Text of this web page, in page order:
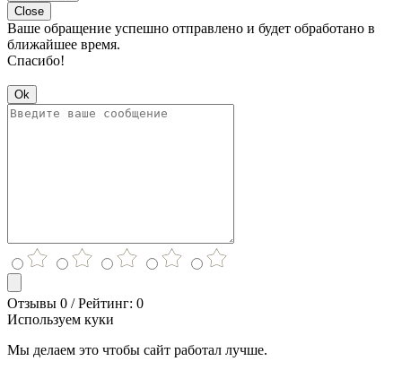
Close
Ваше обращение успешно отправлено и будет обработано в
ближайшее время.
Спасибо!
Ok
Отзывы 0 / Рейтинг: 0
Используем куки
Мы делаем это чтобы сайт работал лучше.